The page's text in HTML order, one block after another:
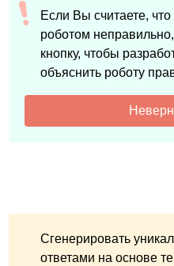
Если Вы считаете,
роботом
кнопку, чтобы
объяснить роботу
Сгенерировать
ответами на основе